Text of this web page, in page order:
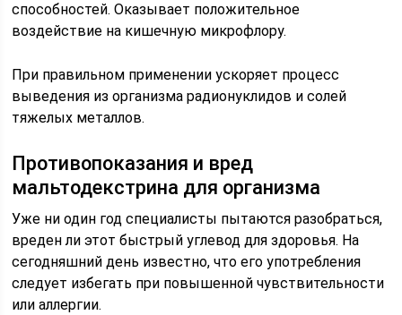
способностей. Оказывает положительное
воздействие на кишечную микрофлору.
При правильном применении ускоряет процесс
выведения из организма радионуклидов и солей
тяжелых металлов.
Противопоказания и вред
мальтодекстрина для организма
Уже ни один год специалисты пытаются разобраться,
вреден ли этот быстрый углевод для здоровья. На
сегодняшний день известно, что его употребления
следует избегать при повышенной чувствительности
или аллергии.